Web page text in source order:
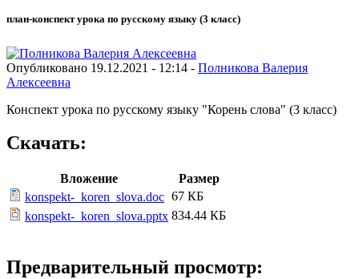
план-конспект урока по русскому языку (3 класс)
Опубликовано 19.12.2021 - 12:14 - Полникова Валерия
Алексеевна
Конспект урока по русскому языку "Корень слова" (3 класс)
Скачать:
Вложение
Размер
konspekt-_koren_slova.doc 67 КБ
konspekt-_koren_slova.pptx 834.44 КБ
Предварительный просмотр: